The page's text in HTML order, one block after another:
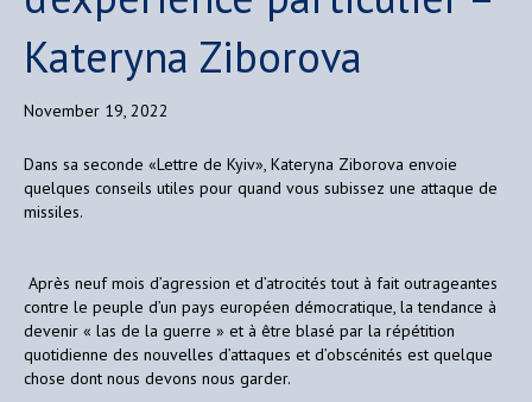
Kateryna Ziborova
November 19, 2022
Dans sa seconde «Lettre de Kyiv», Kateryna Ziborova envoie
quelques conseils utiles pour quand vous subissez une attaque de
missiles.
Après neuf mois d’agression et d’atrocités tout à fait outrageantes
contre le peuple d’un pays européen démocratique, la tendance à
devenir « las de la guerre » et à être blasé par la répétition
quotidienne des nouvelles d’attaques et d’obscénités est quelque
chose dont nous devons nous garder.